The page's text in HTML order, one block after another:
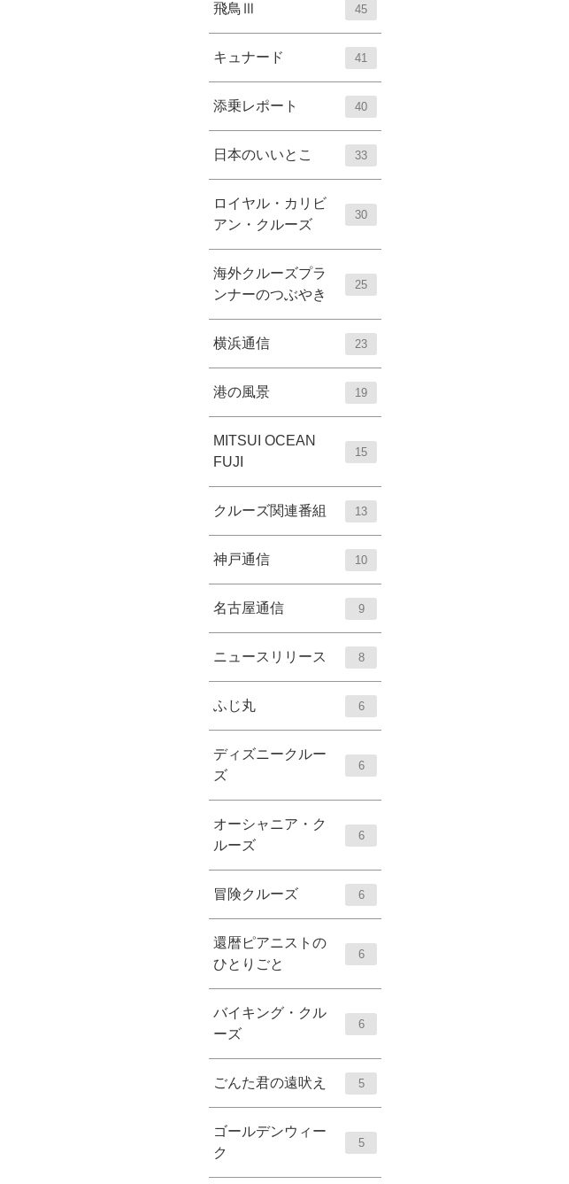
飛鳥Ⅲ 45
キュナード 41
添乗レポート 40
日本のいいとこ 33
ロイヤル・カリビ
アン・クルーズ
30
海外クルーズプラ
ンナーのつぶやき
25
横浜通信 23
港の風景 19
MITSUI OCEAN
FUJI
15
クルーズ関連番組 13
神戸通信 10
名古屋通信 9
ニュースリリース 8
ふじ丸 6
ディズニークルー
ズ
6
オーシャニア・ク
ルーズ
6
冒険クルーズ 6
還暦ピアニストの
ひとりごと
6
バイキング・クル
ーズ
6
ごんた君の遠吠え 5
ゴールデンウィー
ク
5